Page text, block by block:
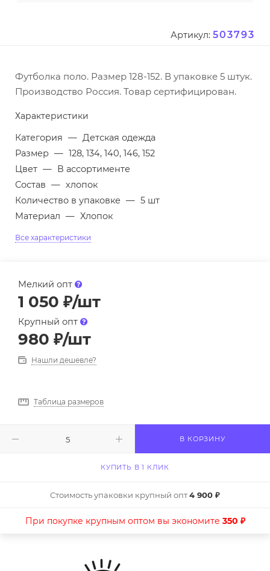
Артикул: 503793
Футболка поло. Размер 128-152. В упаковке 5 штук.
Производство Россия. Товар сертифицирован.
Характеристики
Категория — Детская одежда
Размер — 128, 134, 140, 146, 152
Цвет — В ассортименте
Состав — хлопок
Количество в упаковке — 5 шт
Материал — Хлопок
Все характеристики
Мелкий опт
1 050 ₽/шт
Крупный опт
980 ₽/шт
Нашли дешевле?
Таблица размеров
В КОРЗИНУ
КУПИТЬ В 1 КЛИК
Стоимость упаковки крупный опт4 900 ₽
При покупке крупным оптом вы экономите 350 ₽